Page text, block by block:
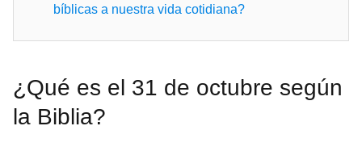
bíblicas a nuestra vida cotidiana?
¿Qué es el 31 de octubre según
la Biblia?